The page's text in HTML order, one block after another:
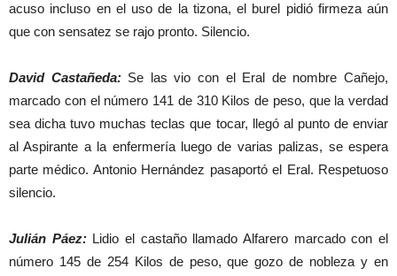
acuso incluso en el uso de la tizona, el burel pidió firmeza aún
que con sensatez se rajo pronto. Silencio.
David Castañeda:Se las vio con el Eral de nombre Cañejo,
marcado con el número 141 de 310 Kilos de peso, que la verdad
sea dicha tuvo muchas teclas que tocar, llegó al punto de enviar
al Aspirante a la enfermería luego de varias palizas, se espera
parte médico. Antonio Hernández pasaportó el Eral. Respetuoso
silencio.
Julián Páez:Lidio el castaño llamado Alfarero marcado con el
número 145 de 254 Kilos de peso, que gozo de nobleza y en